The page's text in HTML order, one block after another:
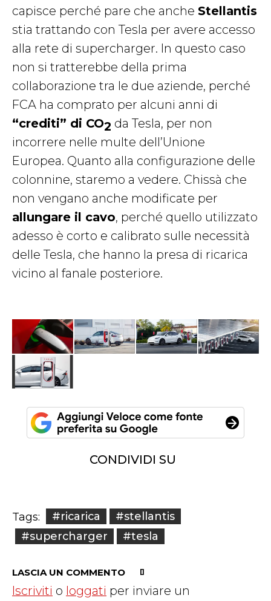
capisce perché pare che anche Stellantis
stia trattando con Tesla per avere accesso
alla rete di supercharger. In questo caso
non si tratterebbe della prima
collaborazione tra le due aziende, perché
FCA ha comprato per alcuni anni di
“crediti” di CO2 da Tesla, per non
incorrere nelle multe dell’Unione
Europea. Quanto alla configurazione delle
colonnine, staremo a vedere. Chissà che
non vengano anche modificate per
allungare il cavo, perché quello utilizzato
adesso è corto e calibrato sulle necessità
delle Tesla, che hanno la presa di ricarica
vicino al fanale posteriore.
CONDIVIDI SU
Tags: #ricarica
#stellantis
#supercharger
#tesla
LASCIA UN COMMENTO
Iscriviti o loggati per inviare un